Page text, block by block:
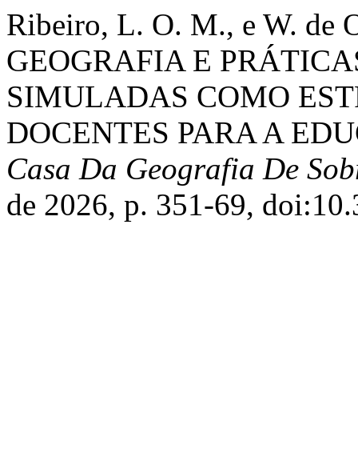
Ribeiro, L. O. M., e W. de
GEOGRAFIA E
SIMULADAS COMO
DOCENTES PARA A
Casa Da Geografia De
de 2026, p. 351-69,